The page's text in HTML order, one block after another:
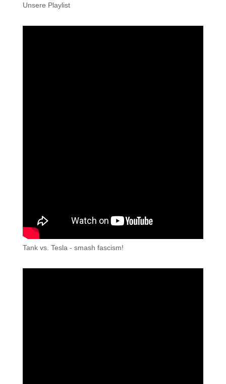
Unsere Playlist
Tank vs. Tesla - smash fascism!